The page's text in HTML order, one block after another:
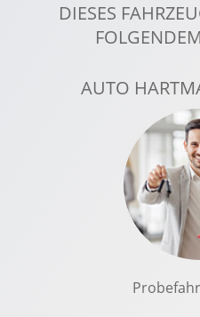
Keyless
Klimaautomatik, 2 Zonen
Kollisionswarnung
Ladekabel Mode 3 (Typ
LED-Scheinwerfer
Leichtmetallfelgen: LM-
Lenkradheizung
DIESES
AUTO